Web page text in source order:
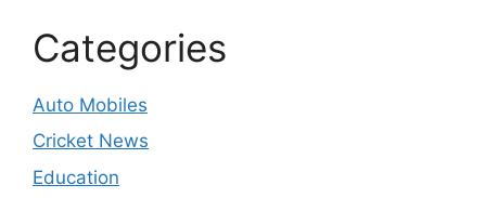
Categories
Auto Mobiles
Cricket News
Education